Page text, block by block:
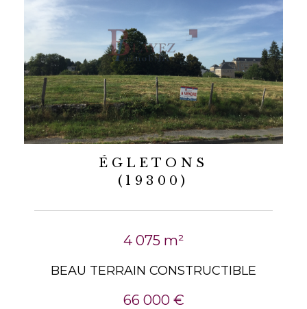
ÉGLETONS
(19300)
4 075 m²
BEAU TERRAIN CONSTRUCTIBLE
66 000 €